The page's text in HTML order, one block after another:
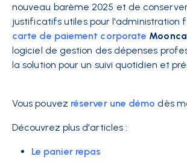
nouveau barème 2025 et de
justificatifs utiles pour l'administration
carte de paiement corporate
logiciel de gestion des dépenses
la solution pour un suivi quotidien et
Vous pouvez réserver une démo dès
Découvrez plus d'articles :
Le panier repas